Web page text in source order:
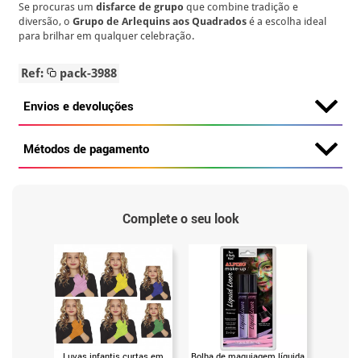
Se procuras umdisfarce de grupo que combine tradição e
diversão, oGrupo de Arlequins aos Quadrados é a escolha ideal
para brilhar em qualquer celebração.
Ref: pack-3988
Envios e devoluções
Métodos de pagamento
Complete o seu look